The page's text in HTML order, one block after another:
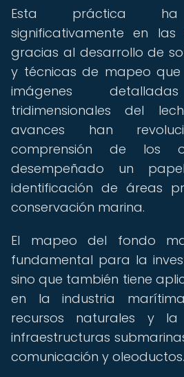
Esta práctica ha
significativamente en las
gracias al desarrollo de
y técnicas de mapeo
imágenes
tridimensionales del
avances han
comprensión de los
desempeñado un
identificación de áreas
conservación marina.
El mapeo del fondo
fundamental para la
sino que también tiene
en la industria
recursos naturales y
infraestructuras
comunicación y oleoductos.